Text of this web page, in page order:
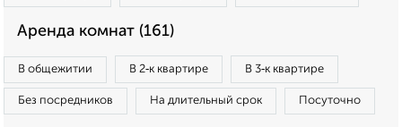
Аренда комнат (161)
В общежитии В 2‑к квартире В 3‑к квартире
Без посредников На длительный срок Посуточно